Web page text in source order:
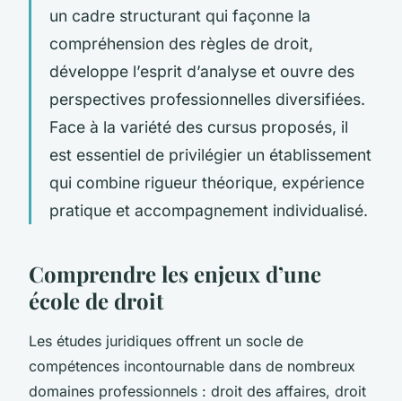
un cadre structurant qui façonne la
compréhension des règles de droit,
développe l’esprit d’analyse et ouvre des
perspectives professionnelles diversifiées.
Face à la variété des cursus proposés, il
est essentiel de privilégier un établissement
qui combine rigueur théorique, expérience
pratique et accompagnement individualisé.
Comprendre les enjeux d’une
école de droit
Les études juridiques offrent un socle de
compétences incontournable dans de nombreux
domaines professionnels : droit des affaires, droit